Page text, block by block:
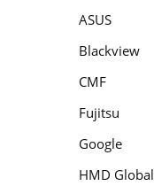
ASUS
Blackview
CMF
Fujitsu
Google
HMD Global